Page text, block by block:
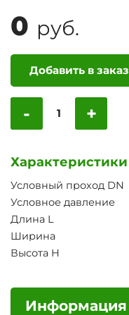
0 руб.
Добавить в заказ
- +
Характеристики
Условный проход DN
Условное давление
Длина L
Ширина
Высота H
Информация